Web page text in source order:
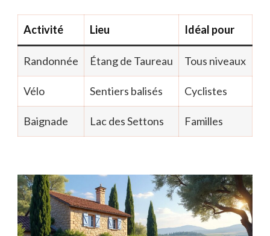
Activité Lieu Idéal pour
Randonnée Étang de Taureau Tous niveaux
Vélo Sentiers balisés Cyclistes
Baignade Lac des Settons Familles